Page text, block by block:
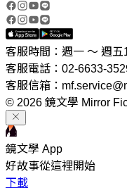
客服時間：週一 ～ 週五
客服電話：02-6633-
客服信箱：
© 2026 鏡文學 Mirror
鏡文學 App
好故事從這裡開始
下載